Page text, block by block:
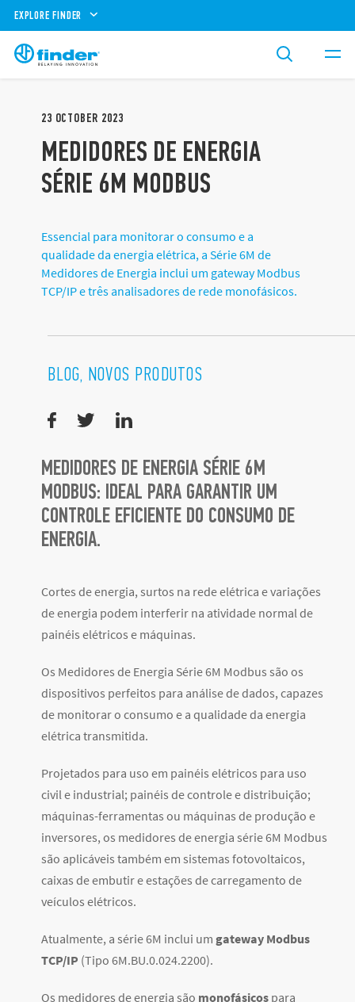
EXPLORE FINDER
23 OCTOBER 2023
MEDIDORES DE ENERGIA
SÉRIE 6M MODBUS
Essencial para monitorar o consumo e a
qualidade da energia elétrica, a Série 6M de
Medidores de Energia inclui um gateway Modbus
TCP/IP e três analisadores de rede monofásicos.
BLOG, NOVOS PRODUTOS
MEDIDORES DE ENERGIA SÉRIE 6M
MODBUS: IDEAL PARA GARANTIR UM
CONTROLE EFICIENTE DO CONSUMO DE
ENERGIA.
Cortes de energia, surtos na rede elétrica e variações
de energia podem interferir na atividade normal de
painéis elétricos e máquinas.
Os Medidores de Energia Série 6M Modbus são os
dispositivos perfeitos para análise de dados, capazes
de monitorar o consumo e a qualidade da energia
elétrica transmitida.
Projetados para uso em painéis elétricos para uso
civil e industrial; painéis de controle e distribuição;
máquinas-ferramentas ou máquinas de produção e
inversores, os medidores de energia série 6M Modbus
são aplicáveis também em sistemas fotovoltaicos,
caixas de embutir e estações de carregamento de
veículos elétricos.
Atualmente, a série 6M inclui um gateway Modbus
TCP/IP (Tipo 6M.BU.0.024.2200).
Os medidores de energia são monofásicos para